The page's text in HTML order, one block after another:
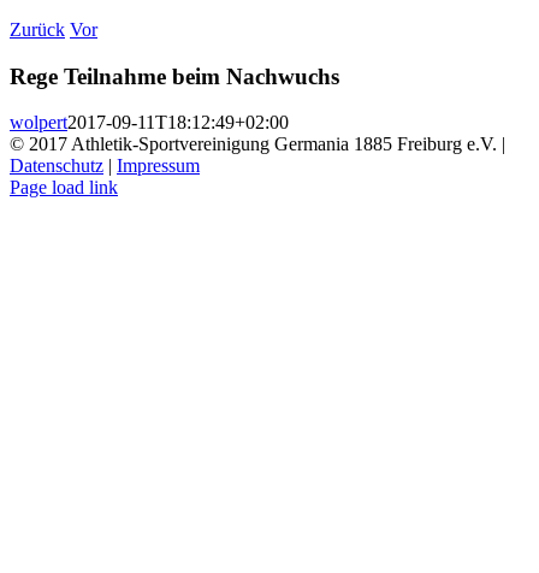
Zurück Vor
Rege Teilnahme beim Nachwuchs
wolpert2017-09-11T18:12:49+02:00
© 2017 Athletik-Sportvereinigung Germania 1885 Freiburg e.V. |
Datenschutz | Impressum
Instagram
Page load link